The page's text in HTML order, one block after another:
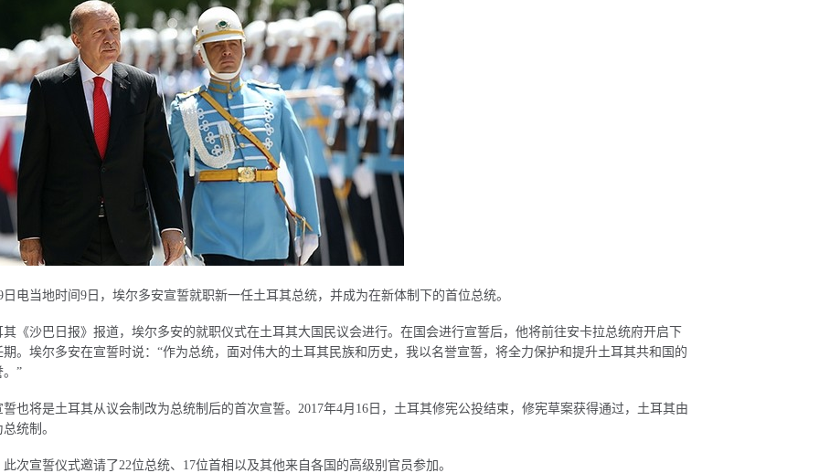
日电当地时间9日，埃尔多安宣誓就职新一任土耳其总统，并成为在新体制下的首位总统。
沙巴日报》报道，埃尔多安的就职仪式在土耳其大国民议会进行。在国会进行宣誓后，他将前往安卡拉总统府开启下
期。埃尔多安在宣誓时说：“作为总统，面对伟大的土耳其民族和历史，我以名誉宣誓，将全力保护和提升土耳其共和国的
。”
将是土耳其从议会制改为总统制后的首次宣誓。2017年4月16日，土耳其修宪公投结束，修宪草案获得通过，土耳其由
统制。
宣誓仪式邀请了22位总统、17位首相以及其他来自各国的高级别官员参加。